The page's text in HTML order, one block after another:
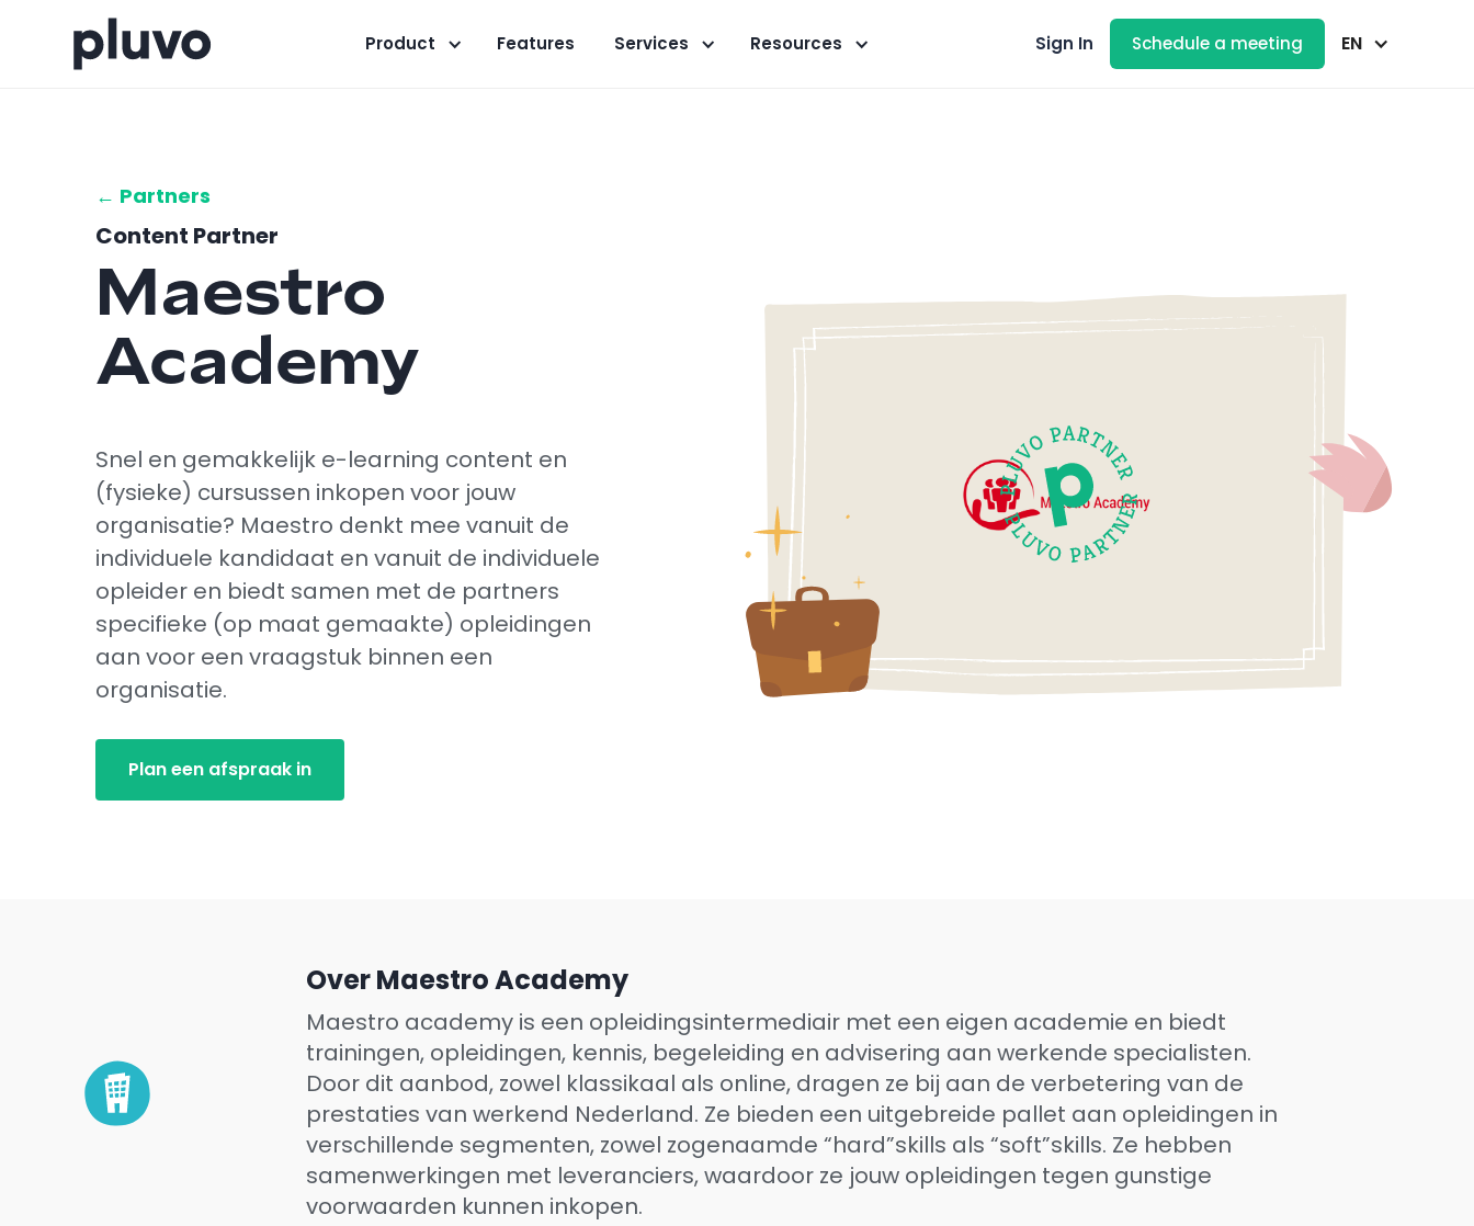
Product Features Services Resources Sign In Schedule a meeting EN
← Partners
Content Partner
Maestro
Academy
Snel en gemakkelijk e-learning content en
(fysieke) cursussen inkopen voor jouw
organisatie? Maestro denkt mee vanuit de
individuele kandidaat en vanuit de individuele
opleider en biedt samen met de partners
specifieke (op maat gemaakte) opleidingen
aan voor een vraagstuk binnen een
organisatie.
Plan een afspraak in
Over Maestro Academy
Maestro academy is een opleidingsintermediair met een eigen academie en biedt
trainingen, opleidingen, kennis, begeleiding en advisering aan werkende specialisten.
Door dit aanbod, zowel klassikaal als online, dragen ze bij aan de verbetering van de
prestaties van werkend Nederland. Ze bieden een uitgebreide pallet aan opleidingen in
verschillende segmenten, zowel zogenaamde “hard”skills als “soft”skills. Ze hebben
samenwerkingen met leveranciers, waardoor ze jouw opleidingen tegen gunstige
voorwaarden kunnen inkopen.